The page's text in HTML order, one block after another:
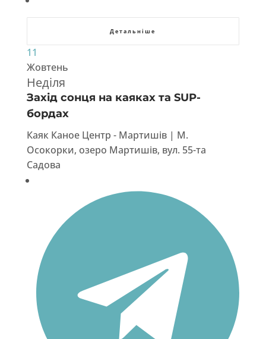
Детальніше
11
Жовтень
Неділя
Захід сонця на каяках та SUP-
бордах
Каяк Каное Центр - Мартишів | М.
Осокорки, озеро Мартишів, вул. 55-та
Садова